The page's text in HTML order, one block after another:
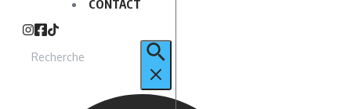
CONTACT
pour